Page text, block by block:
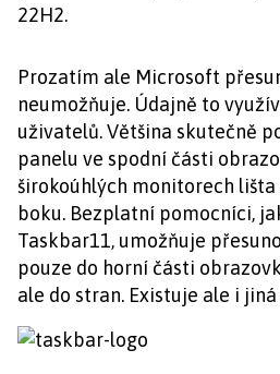
22H2.
Prozatím ale Microsoft
neumožňuje. Údajně to
uživatelů. Většina skutečně
panelu ve spodní části
širokoúhlých monitorech lišta
boku. Bezplatní pomocníci,
Taskbar11, umožňuje
pouze do horní části
ale do stran. Existuje ale i